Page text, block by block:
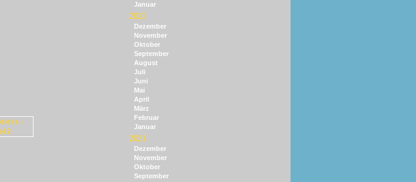
Januar
2022
Dezember
November
Oktober
September
August
Juli
Juni
Mai
April
März
Februar
Januar
2021
Dezember
November
Oktober
September